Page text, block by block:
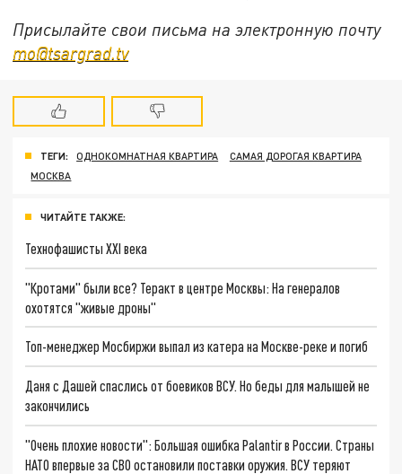
Присылайте свои письма на электронную почту
mo@tsargrad.tv
ТЕГИ: ОДНОКОМНАТНАЯ КВАРТИРА
САМАЯ ДОРОГАЯ КВАРТИРА
МОСКВА
ЧИТАЙТЕ ТАКЖЕ:
Технофашисты XXI века
"Кротами" были все? Теракт в центре Москвы: На генералов
охотятся "живые дроны"
Топ-менеджер Мосбиржи выпал из катера на Москве-реке и погиб
Даня с Дашей спаслись от боевиков ВСУ. Но беды для малышей не
закончились
"Очень плохие новости": Большая ошибка Palantir в России. Страны
НАТО впервые за СВО остановили поставки оружия. ВСУ теряют